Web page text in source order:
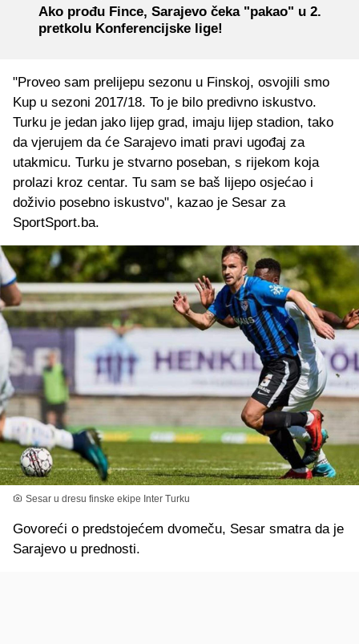
Ako prođu Fince, Sarajevo čeka "pakao" u 2.
pretkolu Konferencijske lige!
"Proveo sam prelijepu sezonu u Finskoj, osvojili smo
Kup u sezoni 2017/18. To je bilo predivno iskustvo.
Turku je jedan jako lijep grad, imaju lijep stadion, tako
da vjerujem da će Sarajevo imati pravi ugođaj za
utakmicu. Turku je stvarno poseban, s rijekom koja
prolazi kroz centar. Tu sam se baš lijepo osjećao i
doživio posebno iskustvo", kazao je Sesar za
SportSport.ba.
Sesar u dresu finske ekipe Inter Turku
Govoreći o predstojećem dvomeču, Sesar smatra da je
Sarajevo u prednosti.